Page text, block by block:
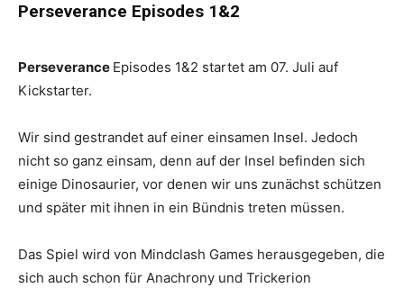
Perseverance Episodes 1&2
Perseverance Episodes 1&2 startet am 07. Juli auf
Kickstarter.
Wir sind gestrandet auf einer einsamen Insel. Jedoch
nicht so ganz einsam, denn auf der Insel befinden sich
einige Dinosaurier, vor denen wir uns zunächst schützen
und später mit ihnen in ein Bündnis treten müssen.
Das Spiel wird von Mindclash Games herausgegeben, die
sich auch schon für Anachrony und Trickerion